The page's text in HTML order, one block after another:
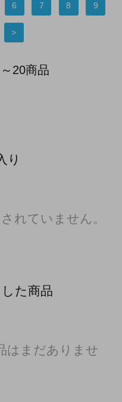
6 7 8 9
>
20商品
り
れていません。
た商品
はまだありませ